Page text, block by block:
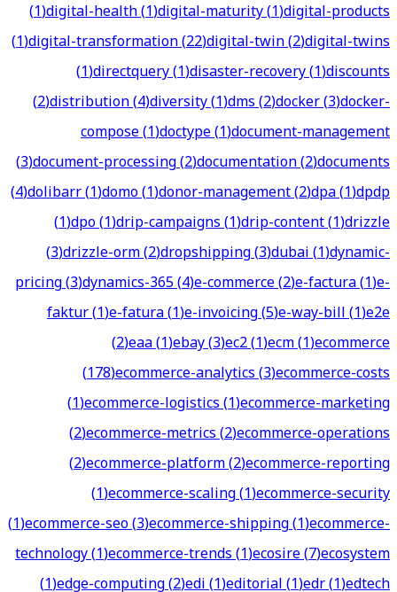
(1)digital-health(1)digital-maturity(1)digital-products
(1)digital-transformation(22)digital-twin(2)digital-twins
(1)directquery(1)disaster-recovery(1)discounts
(2)distribution(4)diversity(1)dms(2)docker(3)docker-
compose(1)doctype(1)document-management
(3)document-processing(2)documentation(2)documents
(4)dolibarr(1)domo(1)donor-management(2)dpa(1)dpdp
(1)dpo(1)drip-campaigns(1)drip-content(1)drizzle
(3)drizzle-orm(2)dropshipping(3)dubai(1)dynamic-
pricing(3)dynamics-365(4)e-commerce(2)e-factura(1)e-
faktur(1)e-fatura(1)e-invoicing(5)e-way-bill(1)e2e
(2)eaa(1)ebay(3)ec2(1)ecm(1)ecommerce
(178)ecommerce-analytics(3)ecommerce-costs
(1)ecommerce-logistics(1)ecommerce-marketing
(2)ecommerce-metrics(2)ecommerce-operations
(2)ecommerce-platform(2)ecommerce-reporting
(1)ecommerce-scaling(1)ecommerce-security
(1)ecommerce-seo(3)ecommerce-shipping(1)ecommerce-
technology(1)ecommerce-trends(1)ecosire(7)ecosystem
(1)edge-computing(2)edi(1)editorial(1)edr(1)edtech